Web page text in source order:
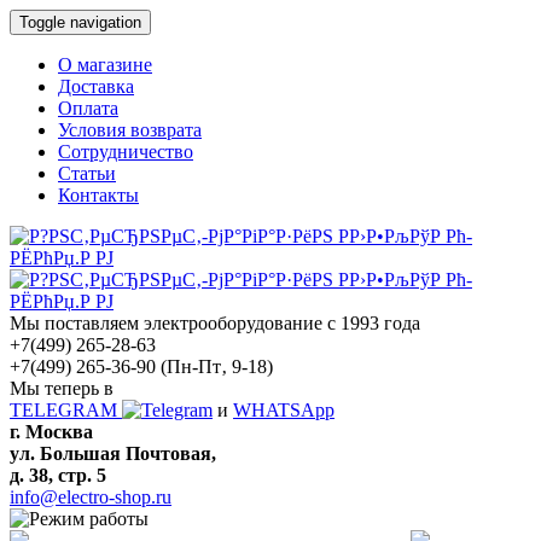
Toggle navigation
О магазине
Доставка
Оплата
Условия возврата
Сотрудничество
Статьи
Контакты
Мы поставляем электрооборудование с 1993 года
+7(499) 265-28-63
+7(499) 265-36-90 (Пн-Пт‚ 9-18)
Мы теперь в
TELEGRAM
и WHATSApp
г. Москва
ул. Большая Почтовая,
д. 38, стр. 5
info@electro-shop.ru